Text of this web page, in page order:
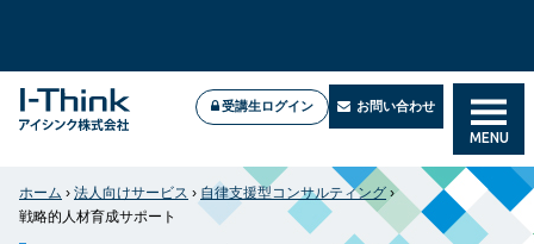
オンライン公開講座＆企業研修 Zoom／Teamsで実施中
受講生ログイン お問い合わせ
MENU
ホーム › 法人向けサービス › 自律支援型コンサルティング ›
戦略的人材育成サポート